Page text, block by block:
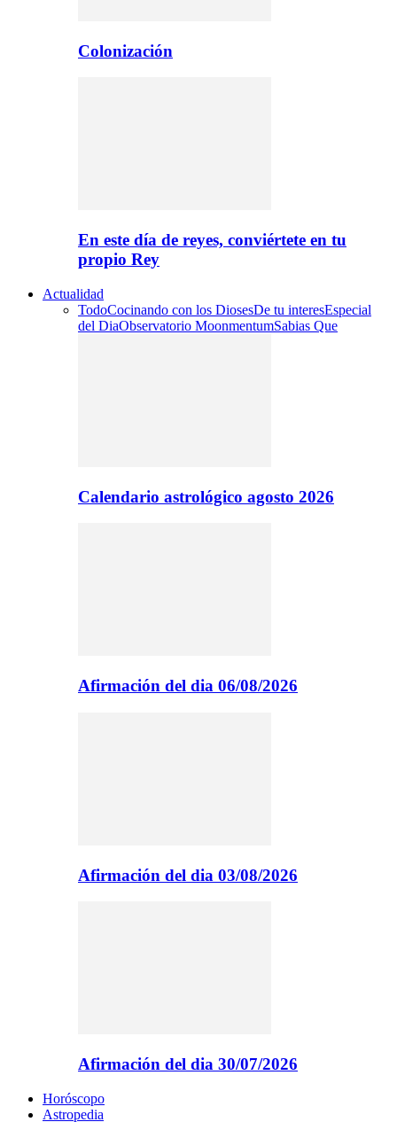
Colonización
En este día de reyes, conviértete en tu
propio Rey
Actualidad
TodoCocinando con los DiosesDe tu interesEspecial
del DiaObservatorio MoonmentumSabias Que
Calendario astrológico agosto 2026
Afirmación del dia 06/08/2026
Afirmación del dia 03/08/2026
Afirmación del dia 30/07/2026
Horóscopo
Astropedia